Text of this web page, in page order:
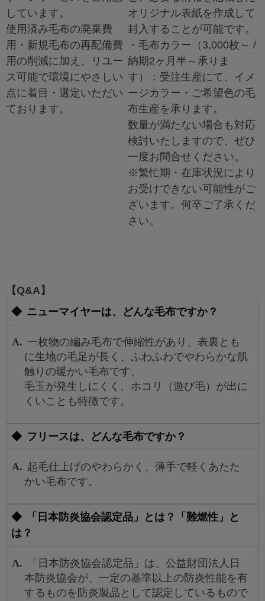
しています。
使用済み毛布の廃棄費
用・新規毛布の再配備費
用の削減に加え、リユー
ス可能で環境にやさしい
点に着目・選定いただい
ております。
オリジナル表紙を作成して
封入することが可能です。
・毛布カラー（3,000枚～ /
納期2ヶ月半～承りま
す）：受注生産にて、イメ
ージカラー・ご希望色の毛
布生産を承ります。
数量が満たない場合も対応
検討いたしますので、ぜひ
一度お問合せください。
※繁忙期・在庫状況により
お受けできない可能性がご
ざいます。何卒ご了承くだ
さい。
【Q&A】
ニューマイヤーは、どんな毛布ですか？
一枚物の編み毛布で伸縮性があり、表裏とも
に生地の毛足が長く、ふわふわでやわらかな肌
触りの暖かい毛布です。
毛玉が発生しにくく、ホコリ（遊び毛）が出に
くいことも特徴です。
フリースは、どんな毛布ですか？
起毛仕上げのやわらかく、薄手で軽くあたた
かい毛布です。
「日本防炎協会認定品」とは？「難燃性」と
は？
「日本防炎協会認定品」は、公益財団法人日
本防炎協会が、一定の基準以上の防炎性能を有
するものを防炎製品として認定しているもので